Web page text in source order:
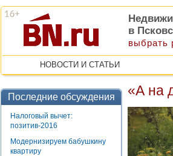
в
выбрать
НОВОСТИ И СТАТЬИ
Последние обсуждения
Налоговый вычет:
позитив-2016
Модернизируем бабушкину
квартиру
«А на